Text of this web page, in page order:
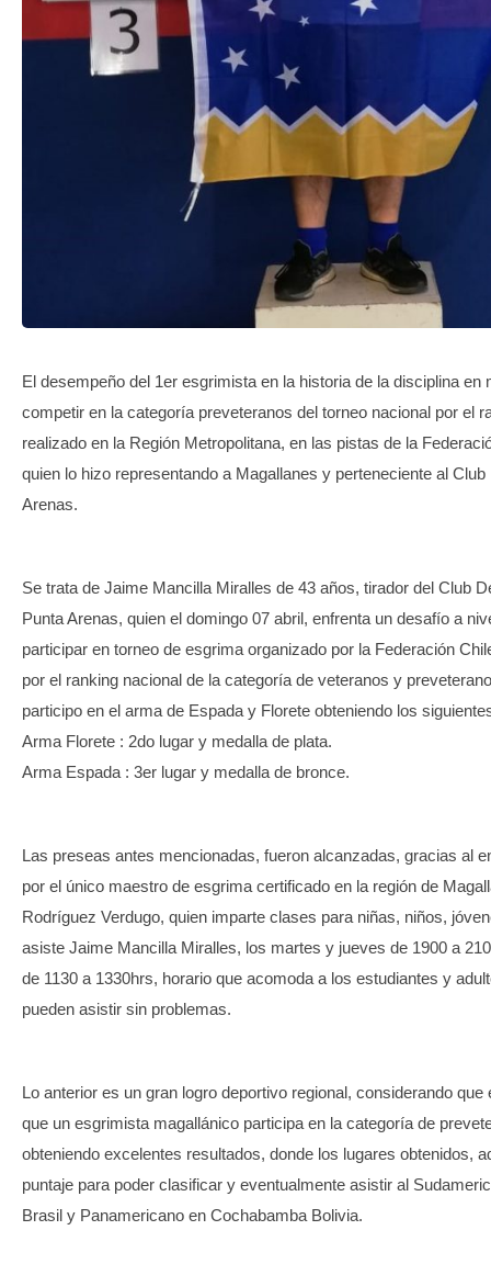
El desempeño del 1er esgrimista en la historia de la disciplina en
competir en la categoría preveteranos del torneo nacional por el
realizado en la Región Metropolitana, en las pistas de la
quien lo hizo representando a Magallanes y perteneciente al
Arenas.
Se trata de Jaime Mancilla Miralles de 43 años, tirador del Club
Punta Arenas, quien el domingo 07 abril, enfrenta un desafío a
participar en torneo de esgrima organizado por la Federación
por el ranking nacional de la categoría de veteranos y
participo en el arma de Espada y Florete obteniendo los
Arma Florete : 2do lugar y medalla de plata.
Arma Espada : 3er lugar y medalla de bronce.
Las preseas antes mencionadas, fueron alcanzadas, gracias al
por el único maestro de esgrima certificado en la región de
Rodríguez Verdugo, quien imparte clases para niñas, niños,
asiste Jaime Mancilla Miralles, los martes y jueves de 1900 a
de 1130 a 1330hrs, horario que acomoda a los estudiantes y
pueden asistir sin problemas.
Lo anterior es un gran logro deportivo regional, considerando
que un esgrimista magallánico participa en la categoría de
obteniendo excelentes resultados, donde los lugares obtenidos,
puntaje para poder clasificar y eventualmente asistir al
Brasil y Panamericano en Cochabamba Bolivia.